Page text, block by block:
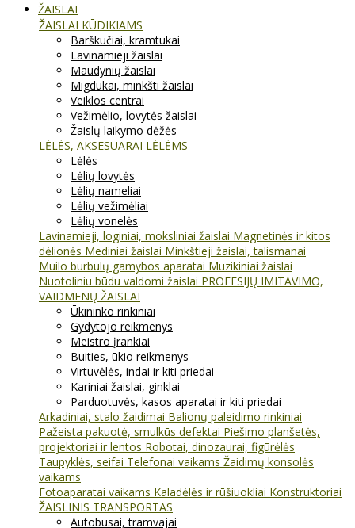
ŽAISLAI
ŽAISLAI KŪDIKIAMS
Barškučiai, kramtukai
Lavinamieji žaislai
Maudynių žaislai
Migdukai, minkšti žaislai
Veiklos centrai
Vežimėlio, lovytės žaislai
Žaislų laikymo dėžės
LĖLĖS, AKSESUARAI LĖLĖMS
Lėlės
Lėlių lovytės
Lėlių nameliai
Lėlių vežimėliai
Lėlių vonelės
Lavinamieji, loginiai, moksliniai žaislai Magnetinės ir kitos
dėlionės Mediniai žaislai Minkštieji žaislai, talismanai
Muilo burbulų gamybos aparatai Muzikiniai žaislai
Nuotoliniu būdu valdomi žaislai PROFESIJŲ IMITAVIMO,
VAIDMENŲ ŽAISLAI
Ūkininko rinkiniai
Gydytojo reikmenys
Meistro įrankiai
Buities, ūkio reikmenys
Virtuvėlės, indai ir kiti priedai
Kariniai žaislai, ginklai
Parduotuvės, kasos aparatai ir kiti priedai
Arkadiniai, stalo žaidimai Balionų paleidimo rinkiniai
Pažeista pakuotė, smulkūs defektai Piešimo planšetės,
projektoriai ir lentos Robotai, dinozaurai, figūrėlės
Taupyklės, seifai Telefonai vaikams Žaidimų konsolės
vaikams
Fotoaparatai vaikams Kaladėlės ir rūšiuokliai Konstruktoriai
ŽAISLINIS TRANSPORTAS
Autobusai, tramvajai